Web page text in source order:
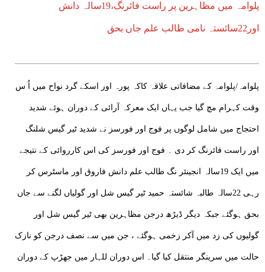
پلوامہ میں مظاہرین پر راست فائرنگ،19سالہ دانش
اور22سائستہ نامی طالب علم جاں بحق
پلوامہ/پلوامہ کے مضافاتی علاقہ کاکہ پورہ اور اسکے گرد نواح میں اُ س
وقت کہرام مچ گیا جب یہاں ایک معرکہ آرائی کے دوران ہوئے شدید
احتجاج میں شامل لوگوں پر فوج اور فورسز نے شدید ٹیر گیس شلنگ
اور راست فائرنگ کر دی ۔ فوج اور فورسز کی اس کارروائی کے نتیجے
میں ایک 19سالہ انجینئر نگ طالب علم دانش فاروق اور ماسٹرس کر
رہی 22سالہ طالبہ شائستہ حمید ٹیر گیس شل اور گولیاں لگنے سے جاں
بحق ہوگئے جبکہ دیگر ڈیڑھ درجن مظاہرین بھی ٹیر گیس شل اور
گولیوں کی زد میں آکر زخمی ہوگئے ، جن میں سے نصف درجن کو نازک
حالت میں سرینگر منتقل کیا گیا۔ اس دوران للہار میں جھڑپ کے دوران